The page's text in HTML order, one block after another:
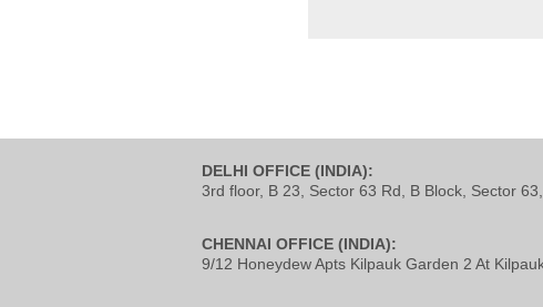
DELHI OFFICE (INDIA):
3rd floor, B 23, Sector 63 Rd, B Block, Sector
CHENNAI OFFICE (INDIA):
9/12 Honeydew Apts Kilpauk Garden 2 At